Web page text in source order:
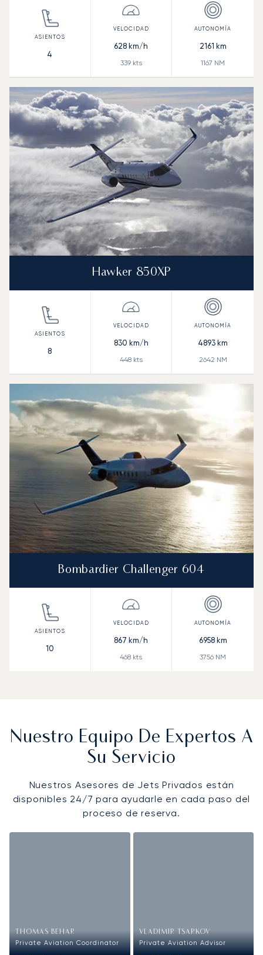
4
628 km/h
339kts
2161 km
1167 NM
Hawker 850XP
8
830 km/h
448kts
4893 km
2642 NM
Bombardier Challenger 604
10
867 km/h
468 kts
6958km
3756 NM
Nuestro Equipo De Expertos A
Su Servicio
Nuestros Asesores de Jets Privados están
disponibles 24/7 para ayudarle en cada paso del
proceso de reserva.
THOMAS BEHAR
Private Aviation Coordinator
VLADIMIR TSARKOV
Private Aviation Advisor